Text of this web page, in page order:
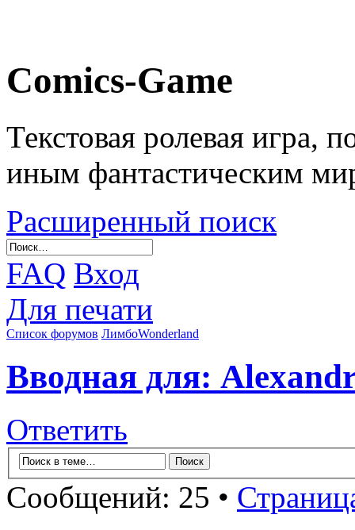
Comics-Game
Текстовая ролевая игра,
иным фантастическим
Расширенный поиск
FAQ Вход
Для печати
Список форумов ЛимбоWonderland
Вводная для:
Ответить
Сообщений: 25 •